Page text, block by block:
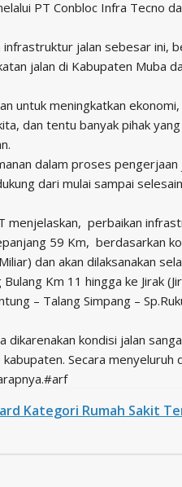
PT Conbloc Infra Tecno
jalan sebesar ini,
jalan di Kabupaten Muba
untuk meningkatkan
dan tentu banyak pihak yang
dalam proses pengerjaan
dari mulai sampai
menjelaskan, perbaikan
59 Km, berdasarkan
dan akan dilaksanakan
Km 11 hingga ke Jirak
– Talang Simpang –
dikarenakan kondisi jalan
Secara menyeluruh
Kategori Rumah Sakit